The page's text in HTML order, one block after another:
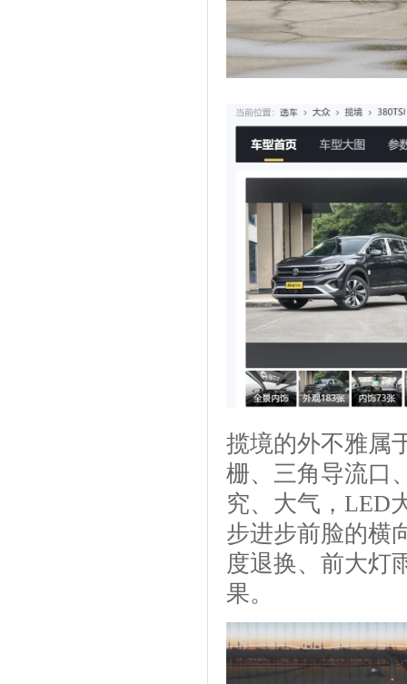
揽境的外不雅属
栅、三角导流口
究、大气，LED
步进步前脸的横
度退换、前大灯
果。